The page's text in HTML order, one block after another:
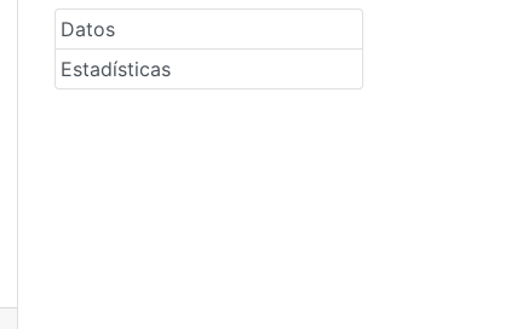
Datos
Estadísticas